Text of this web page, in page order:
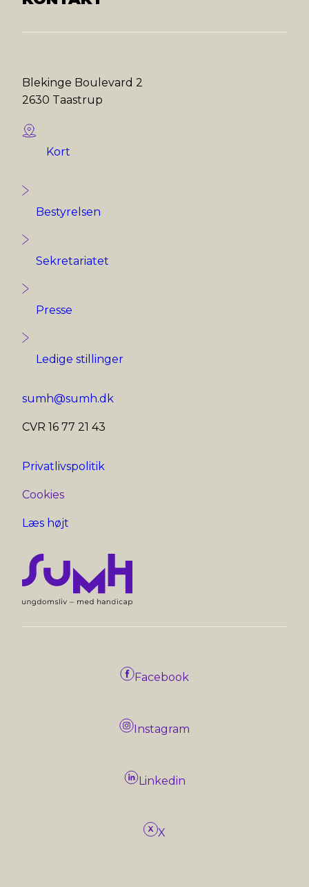
Blekinge Boulevard 2
2630 Taastrup
Kort
Bestyrelsen
Sekretariatet
Presse
Ledige stillinger
sumh@sumh.dk
CVR 16 77 21 43
Privatlivspolitik
Cookies
Læs højt
Facebook
Instagram
Linkedin
X